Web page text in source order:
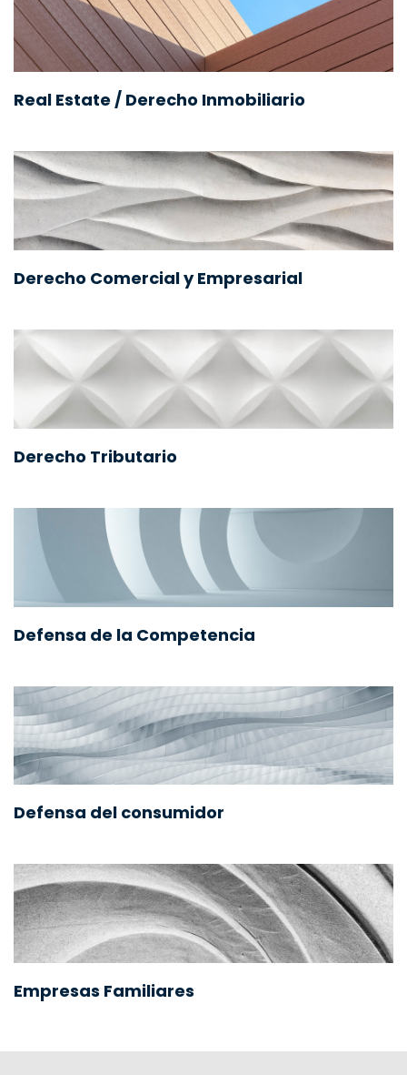
Real Estate / Derecho Inmobiliario
Derecho Comercial y Empresarial
Derecho Tributario
Defensa de la Competencia
Defensa del consumidor
Empresas Familiares